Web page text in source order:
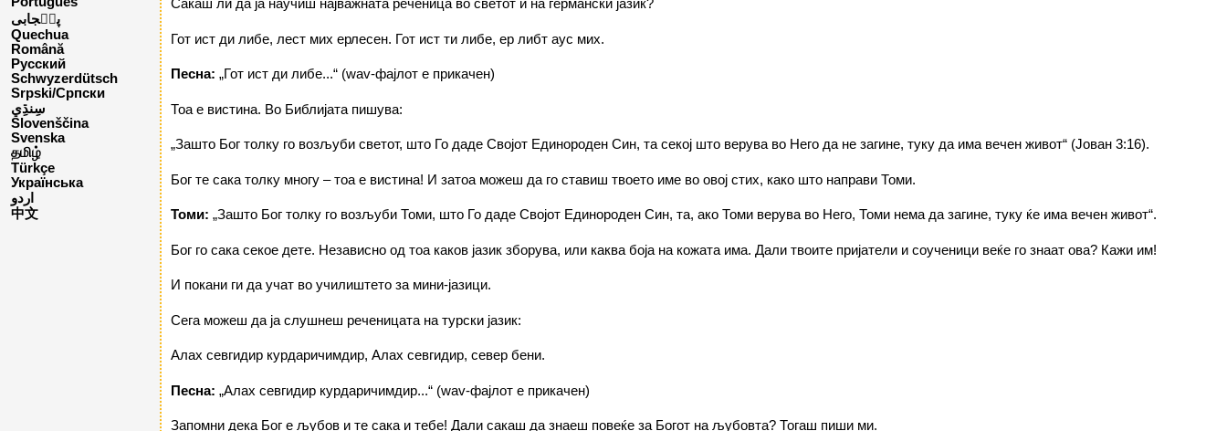
پن٘جابی
Quechua
Română
Русский
Schwyzerdütsch
Srpski/Српски
Slovenščina
Svenska
தமிழ்
Türkçe
Українська
اردو
中文
Сакаш ли да ја научиш најважната реченица во светот и на германски јазик?
Гот ист ди либе, лест мих ерлесен. Гот ист ти либе, ер либт аус мих.
Песна: „Гот ист ди либе...“ (wav-фајлот е прикачен)
Тоа е вистина. Во Библијата пишува:
„Зашто Бог толку го возљуби светот, што Го даде Својот Единороден Син, та секој што верува во Него да не загине, туку да има вечен живот“ (Јован 3:16).
Бог те сака толку многу – тоа е вистина! И затоа можеш да го ставиш твоето име во овој стих, како што направи Томи.
Томи: „Зашто Бог толку го возљуби Томи, што Го даде Својот Единороден Син, та, ако Томи верува во Него, Томи нема да загине, туку ќе има вечен живот“.
Бог го сака секое дете. Независно од тоа каков јазик зборува, или каква боја на кожата има. Дали твоите пријатели и соученици веќе го знаат ова? Кажи им!
И покани ги да учат во училиштето за мини-јазици.
Сега можеш да ја слушнеш реченицата на турски јазик:
Алах севгидир курдаричимдир, Алах севгидир, север бени.
Песна: „Алах севгидир курдаричимдир...“ (wav-фајлот е прикачен)
Запомни дека Бог е љубов и те сака и тебе! Дали сакаш да знаеш повеќе за Богот на љубовта? Тогаш пиши ми.